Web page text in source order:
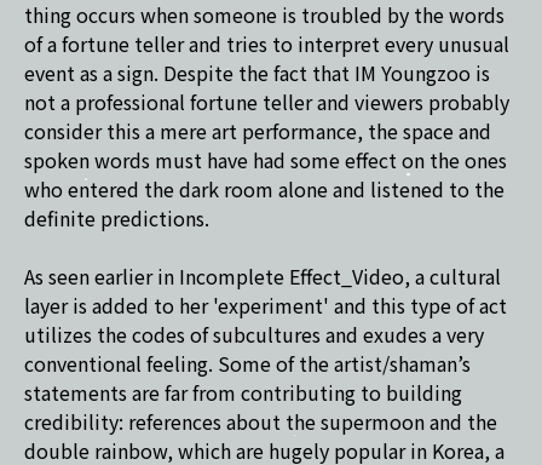
thing occurs when someone is troubled by the words
of a fortune teller and tries to interpret every unusual
event as a sign. Despite the fact that IM Youngzoo is
not a professional fortune teller and viewers probably
consider this a mere art performance, the space and
spoken words must have had some effect on the ones
who entered the dark room alone and listened to the
definite predictions.
As seen earlier in Incomplete Effect_Video, a cultural
layer is added to her 'experiment' and this type of act
utilizes the codes of subcultures and exudes a very
conventional feeling. Some of the artist/shaman’s
statements are far from contributing to building
credibility: references about the supermoon and the
double rainbow, which are hugely popular in Korea, a